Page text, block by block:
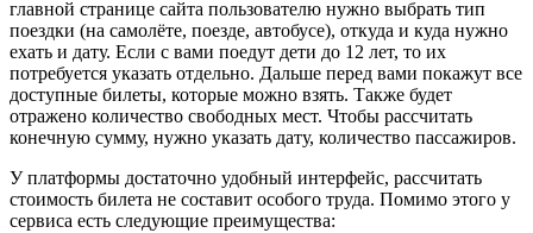
главной странице сайта пользователю нужно выбрать тип
поездки (на самолёте, поезде, автобусе), откуда и куда нужно
ехать и дату. Если с вами поедут дети до 12 лет, то их
потребуется указать отдельно. Дальше перед вами покажут все
доступные билеты, которые можно взять. Также будет
отражено количество свободных мест. Чтобы рассчитать
конечную сумму, нужно указать дату, количество пассажиров.
У платформы достаточно удобный интерфейс, рассчитать
стоимость билета не составит особого труда. Помимо этого у
сервиса есть следующие преимущества: